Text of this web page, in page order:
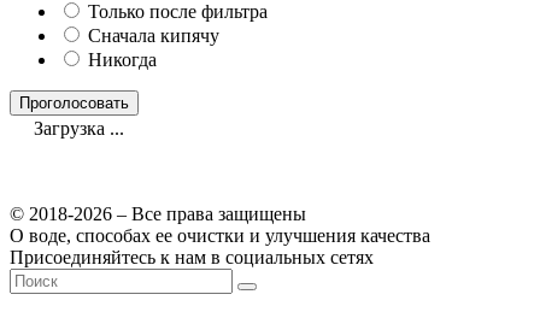
Только после фильтра
Сначала кипячу
Никогда
Загрузка ...
© 2018-2026 – Все права защищены
О воде, способах ее очистки и улучшения качества
Присоединяйтесь к нам в социальных сетях